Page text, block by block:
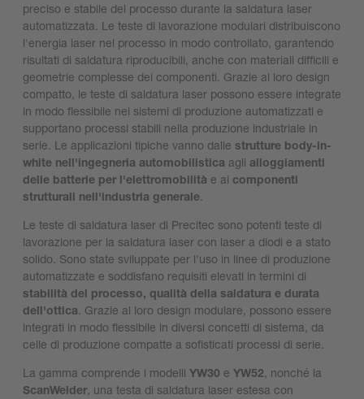
preciso e stabile del processo durante la saldatura laser
automatizzata. Le teste di lavorazione modulari distribuiscono
l'energia laser nel processo in modo controllato, garantendo
risultati di saldatura riproducibili, anche con materiali difficili e
geometrie complesse dei componenti. Grazie al loro design
compatto, le teste di saldatura laser possono essere integrate
in modo flessibile nei sistemi di produzione automatizzati e
supportano processi stabili nella produzione industriale in
serie. Le applicazioni tipiche vanno dalle strutture body-in-
white nell'ingegneria automobilistica agli alloggiamenti
delle batterie per l'elettromobilità e ai componenti
strutturali nell'industria generale.
Le teste di saldatura laser di Precitec sono potenti teste di
lavorazione per la saldatura laser con laser a diodi e a stato
solido. Sono state sviluppate per l'uso in linee di produzione
automatizzate e soddisfano requisiti elevati in termini di
stabilità del processo, qualità della saldatura e durata
dell'ottica. Grazie al loro design modulare, possono essere
integrati in modo flessibile in diversi concetti di sistema, da
celle di produzione compatte a sofisticati processi di serie.
La gamma comprende i modelli YW30 e YW52, nonché la
ScanWelder, una testa di saldatura laser estesa con